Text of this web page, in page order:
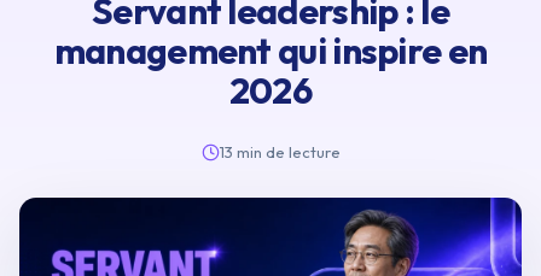
Servant leadership : le
management qui inspire en
2026
13 min de lecture